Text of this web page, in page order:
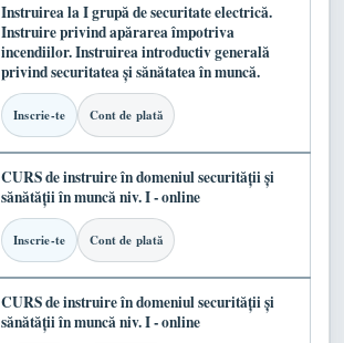
Instruirea la I grupă de securitate electrică.
Instruire privind apărarea împotriva
incendiilor. Instruirea introductiv generală
privind securitatea și sănătatea în muncă.
Inscrie-te Cont de plată
CURS de instruire în domeniul securității și
sănătății în muncă niv. I - online
Inscrie-te Cont de plată
CURS de instruire în domeniul securității și
sănătății în muncă niv. I - online